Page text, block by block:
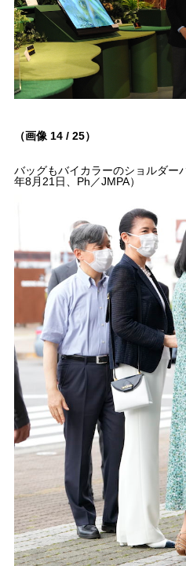
（画像 14 / 25）
バッグもバイカラーのショルダー
年8月21日、Ph／JMPA）